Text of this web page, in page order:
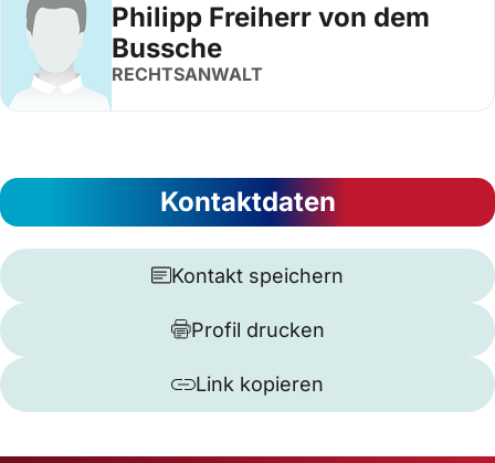
Philipp Freiherr von dem
Bussche
RECHTSANWALT
Kontaktdaten
Kontakt speichern
Profil drucken
Link kopieren